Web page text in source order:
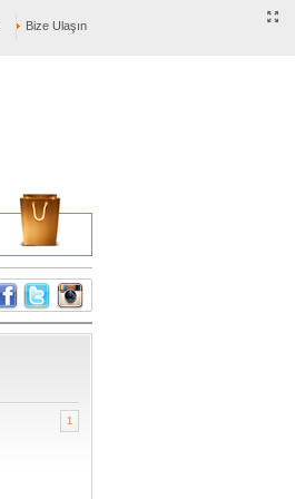
Bize Ulaşın
1